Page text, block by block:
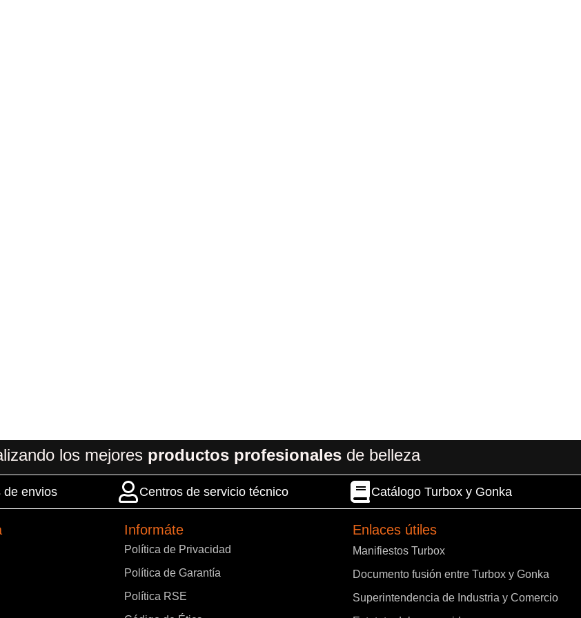
los mejores productos profesionales de belleza
de envios Centros de servicio técnico Catálogo Turbox y Gonka
Informáte
Política de Privacidad
Política de Garantía
Política RSE
Enlaces útiles
Manifiestos Turbox
Documento fusión entre Turbox y Gonka
Superintendencia de Industria y Comercio